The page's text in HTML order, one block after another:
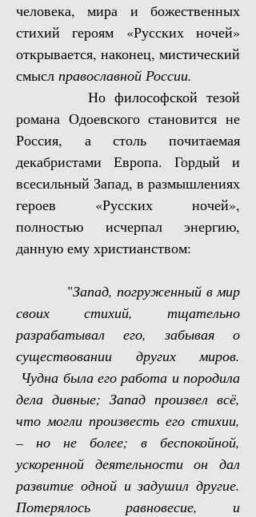
человека, мира и божественных
стихий героям «Русских ночей»
открывается, наконец, мистический
смысл православной России.
Но философской тезой
романа Одоевского становится не
Россия, а столь почитаемая
декабристами Европа. Гордый и
всесильный Запад, в размышлениях
героев «Русских ночей»,
полностью исчерпал энергию,
данную ему христианством:
"Запад, погруженный в мир
своих стихий, тщательно
разрабатывал его, забывая о
существовании других миров.
Чудна была его работа и породила
дела дивные; Запад произвел всё,
что могли произвесть его стихии,
– но не более; в беспокойной,
ускоренной деятельности он дал
развитие одной и задушил другие.
Потерялось равновесие, и